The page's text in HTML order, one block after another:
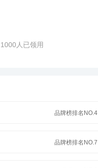
1000人已领用
品牌榜排名NO.4
品牌榜排名NO.7